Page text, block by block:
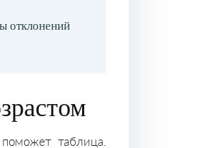
отклонений
таблица.